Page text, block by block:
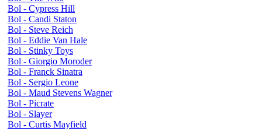
Bol - Cypress Hill
Bol - Candi Staton
Bol - Steve Reich
Bol - Eddie Van Hale
Bol - Stinky Toys
Bol - Giorgio Moroder
Bol - Franck Sinatra
Bol - Sergio Leone
Bol - Maud Stevens Wagner
Bol - Picrate
Bol - Slayer
Bol - Curtis Mayfield